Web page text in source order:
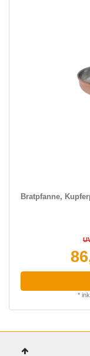
Bratpfanne,
*